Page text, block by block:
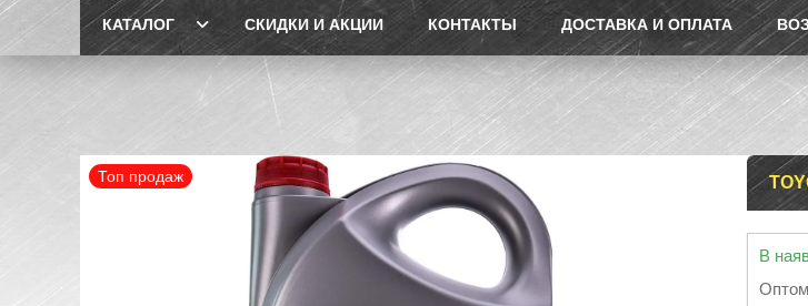
КАТАЛОГ СКИДКИ И АКЦИИ КОНТАКТЫ ДОСТАВКА И ОПЛАТА
Топ продаж
В
Оптом